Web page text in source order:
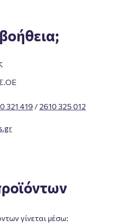
321 419 / 2610 325 012
γίνεται μέσω: